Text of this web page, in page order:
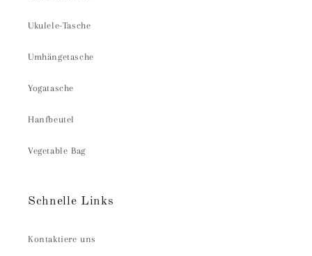
Ukulele-Tasche
Umhängetasche
Yogatasche
Hanfbeutel
Vegetable Bag
Schnelle Links
Kontaktiere uns